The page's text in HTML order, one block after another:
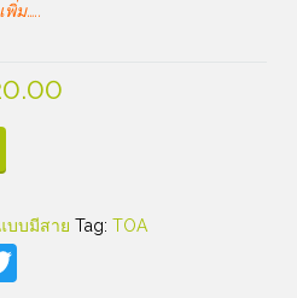
ม…..
บบมีสาย Tag: TOA